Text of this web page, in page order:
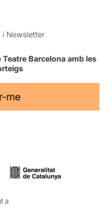
i Newsletter
Barcelona amb les
me
a